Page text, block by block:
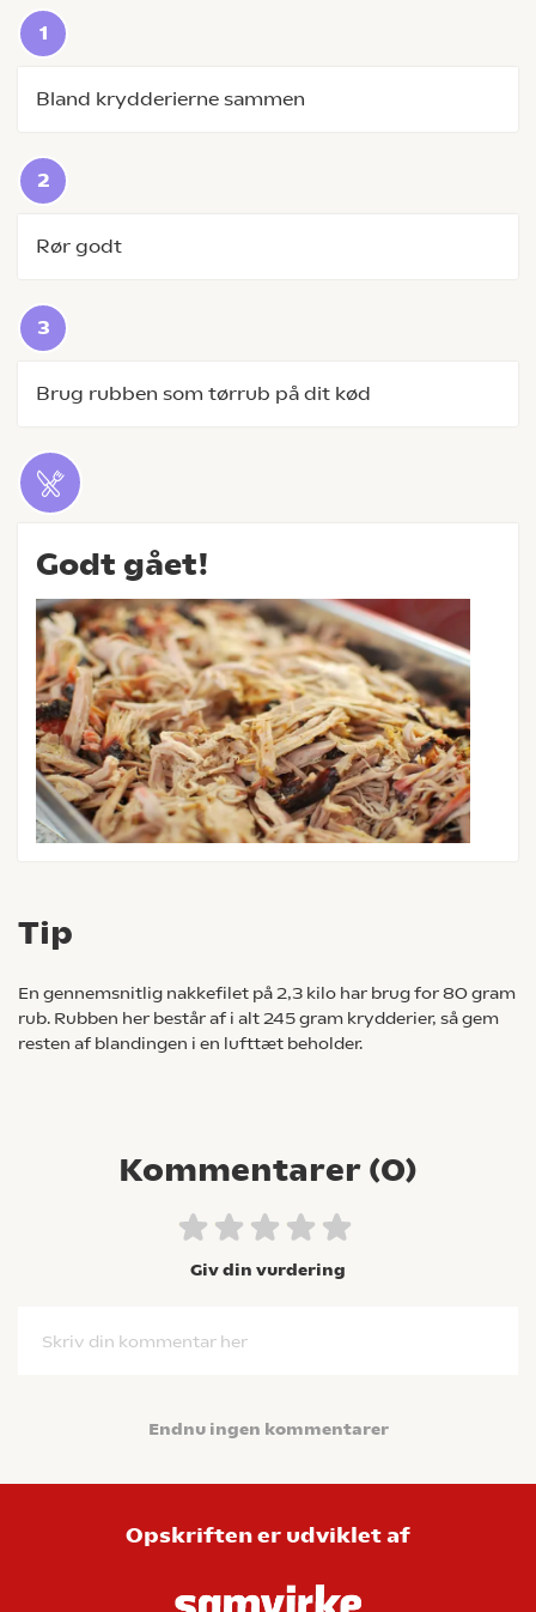
Bland krydderierne sammen
Rør godt
Brug rubben som tørrub på dit kød
Godt gået!
Tip
En gennemsnitlig nakkefilet på 2,3 kilo har brug for 80 gram
rub. Rubben her består af i alt 245 gram krydderier, så gem
resten af blandingen i en lufttæt beholder.
Kommentarer (0)
Giv din vurdering
Skriv din kommentar her
Endnu ingen kommentarer
Opskriften er udviklet af